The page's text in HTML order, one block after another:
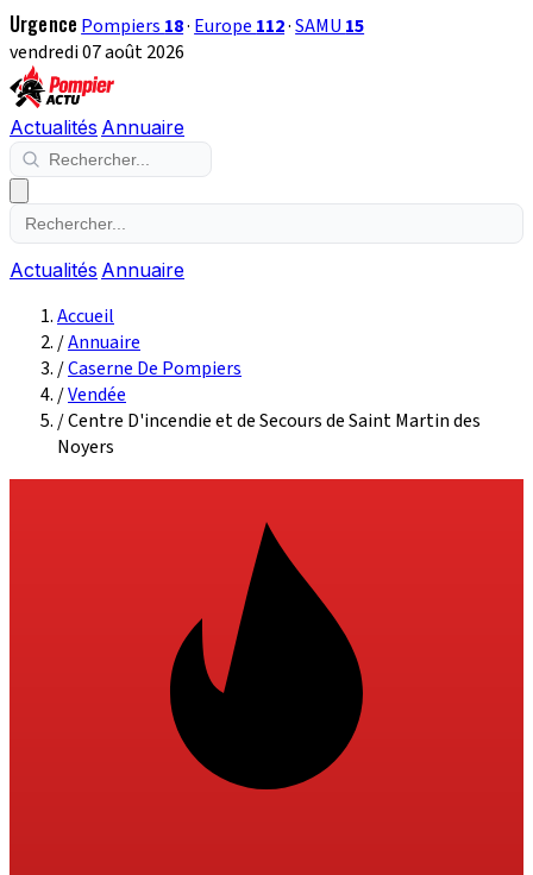
Urgence Pompiers 18· Europe 112·SAMU 15
vendredi 07 août 2026
Actualités Annuaire
Actualités Annuaire
Accueil
/Annuaire
/Caserne De Pompiers
/Vendée
/Centre D'incendie et de Secours de Saint Martin des
Noyers